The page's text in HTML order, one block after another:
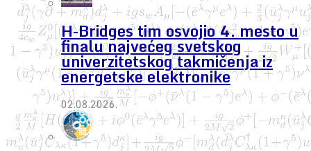
H-Bridges tim osvojio 4. mesto u
finalu najvećeg svetskog
univerzitetskog takmičenja iz
energetske elektronike
02.08.2026.